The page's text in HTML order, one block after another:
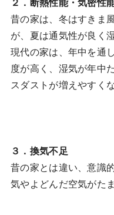
２．断熱性能・気密性
昔の家は、冬はすきま
が、夏は通気性が良く
現代の家は、年中を通
度が高く、湿気が年中
スダストが増えやすく
３．換気不足
昔の家とは違い、意識
気やよどんだ空気がた